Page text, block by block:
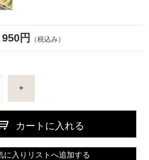
950円 （税込み）
+
カートに入れる
に入りリストへ追加する